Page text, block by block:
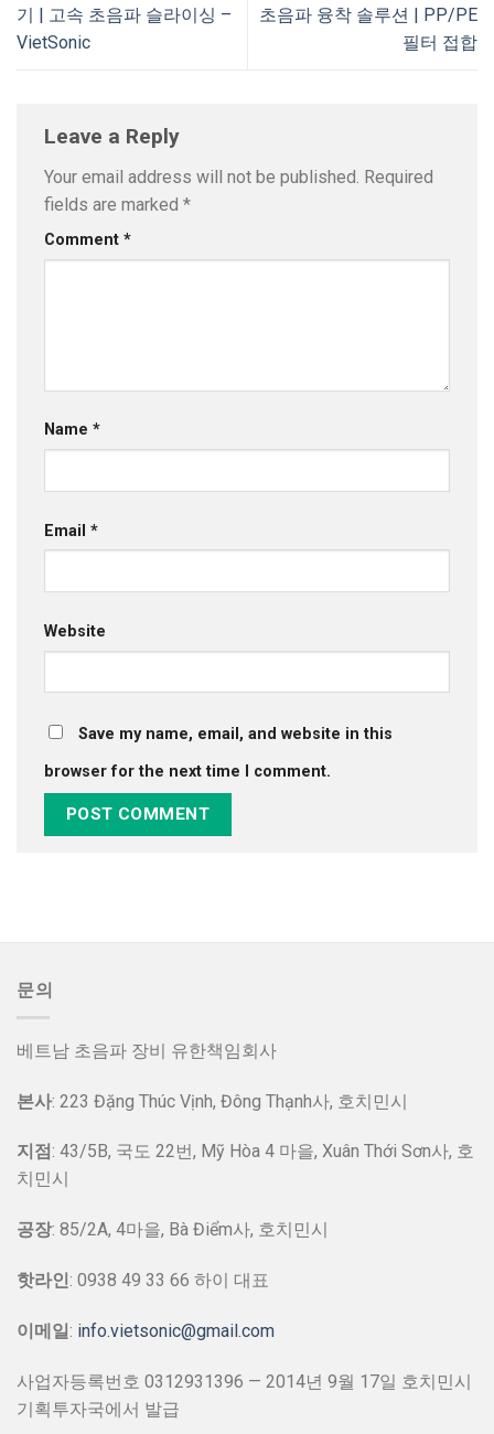
기 | 고속 초음파 슬라이싱 –
VietSonic
초음파 융착 솔루션 | PP/PE
필터 접합
Leave a Reply
Your email address will not be published. Required
fields are marked *
Comment *
Name *
Email *
Website
Save my name, email, and website in this
browser for the next time I comment.
문의
베트남 초음파 장비 유한책임회사
본사: 223 Đặng Thúc Vịnh, Đông Thạnh사, 호치민시
지점: 43/5B, 국도 22번, Mỹ Hòa 4 마을, Xuân Thới Sơn사, 호
치민시
공장: 85/2A, 4마을, Bà Điểm사, 호치민시
핫라인: 0938 49 33 66 하이 대표
이메일: info.vietsonic@gmail.com
사업자등록번호 0312931396 — 2014년 9월 17일 호치민시
기획투자국에서 발급